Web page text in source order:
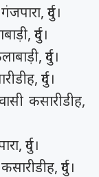
दुर्ग।
दुर्ग।
दुर्ग।
दुर्ग।
कसारीडीह,
दुर्ग।
दुर्ग।